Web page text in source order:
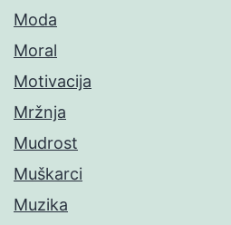
Moda
Moral
Motivacija
Mržnja
Mudrost
Muškarci
Muzika